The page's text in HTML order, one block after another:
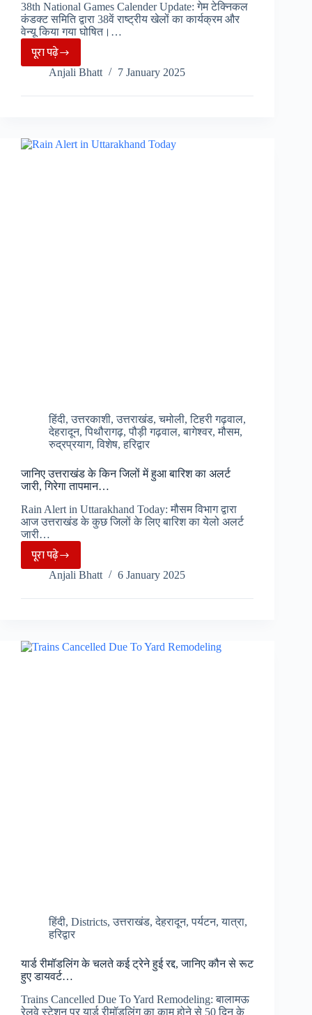
38th National Games Calender Update: गेम टेक्निकल
कंडक्ट समिति द्वारा 38वें राष्ट्रीय खेलों का कार्यक्रम और
वेन्यू किया गया घोषित।…
पूरा पढ़ेGTCC
द्वारा
38वें
का
Anjali Bhatt 7 January 2025
हिंदी,उत्तरकाशी,उत्तराखंड,चमोली,टिहरी गढ़वाल,
देहरादून,पिथौरागढ़,पौड़ी गढ़वाल,बागेश्वर,मौसम,
रुद्रप्रयाग,विशेष,हरिद्वार
जानिए उत्तराखंड के किन जिलों में हुआ बारिश का अलर्ट
जारी, गिरेगा तापमान…
Rain Alert in Uttarakhand Today: मौसम विभाग द्वारा
आज उत्तराखंड के कुछ जिलों के लिए बारिश का येलो अलर्ट
जारी…
पूरा पढ़ेजानिए
उत्तराखंड
के
में
Anjali Bhatt 6 January 2025
हिंदी, Districts,उत्तराखंड,देहरादून,पर्यटन,यात्रा,
हरिद्वार
यार्ड रीमॉडलिंग के चलते कई ट्रेने हुई रद्द, जानिए कौन से रूट
हुए डायवर्ट…
Trains Cancelled Due To Yard Remodeling: बालामऊ
रेलवे स्टेशन पर यार्ड रीमॉडलिंग का काम होने से 50 दिन के